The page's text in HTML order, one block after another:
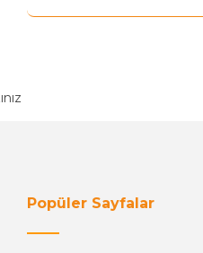
Popüler Sayfalar